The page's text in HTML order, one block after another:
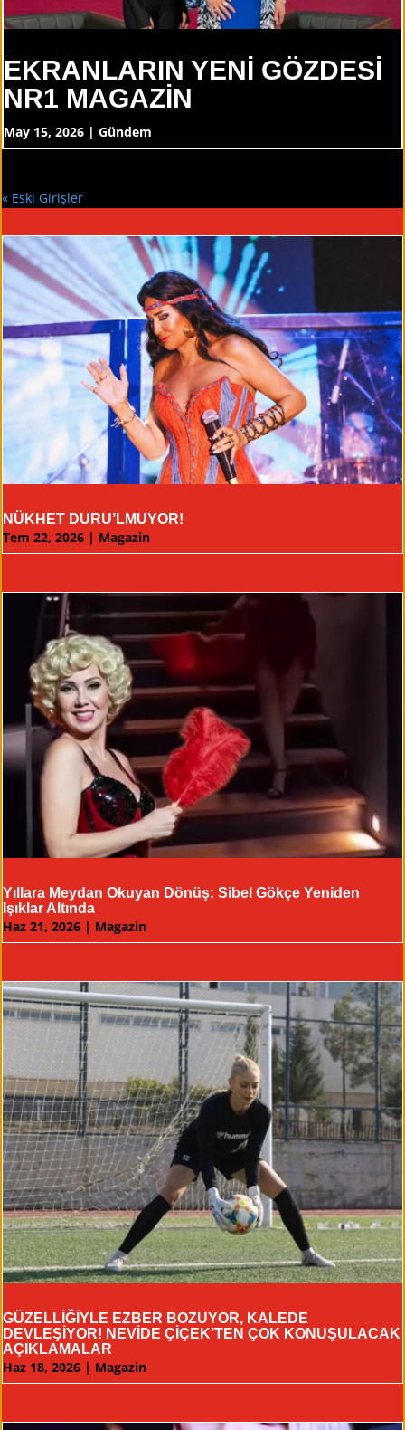
EKRANLARIN YENİ GÖZDESİ
NR1 MAGAZİN
May 15, 2026 | Gündem
« Eski Girişler
NÜKHET DURU’LMUYOR!
Tem 22, 2026 | Magazin
Yıllara Meydan Okuyan Dönüş: Sibel Gökçe Yeniden
Işıklar Altında
Haz 21, 2026 | Magazin
GÜZELLİĞİYLE EZBER BOZUYOR, KALEDE
DEVLEŞİYOR! NEVİDE ÇİÇEK’TEN ÇOK KONUŞULACAK
AÇIKLAMALAR
Haz 18, 2026 | Magazin